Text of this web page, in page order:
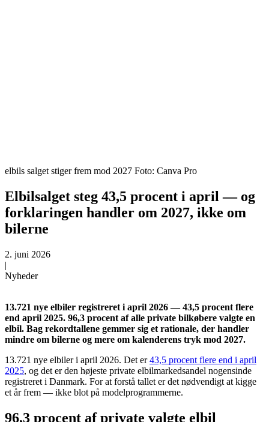
elbils salget stiger frem mod 2027 Foto: Canva Pro
Elbilsalget steg 43,5 procent i april — og
forklaringen handler om 2027, ikke om
bilerne
2. juni 2026
|
Nyheder
13.721 nye elbiler registreret i april 2026 — 43,5 procent flere
end april 2025. 96,3 procent af alle private bilkøbere valgte en
elbil. Bag rekordtallene gemmer sig et rationale, der handler
mindre om bilerne og mere om kalenderens tryk mod 2027.
13.721 nye elbiler i april 2026. Det er43,5 procent flere end i april
2025, og det er den højeste private elbilmarkedsandel nogensinde
registreret i Danmark. For at forstå tallet er det nødvendigt at kigge
et år frem — ikke blot på modelprogrammerne.
96,3 procent af private valgte elbil